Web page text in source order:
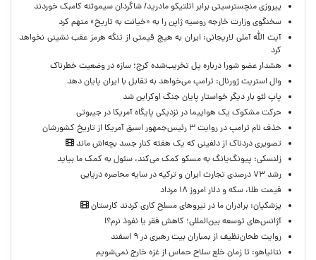
پیروزی منچسترسیتی برابر اتلتیکو مادرید/ شاگردان سیموئنه کامبک خوردند
سخنگوی وزارت خارجه روسیه ژاپن را به «خیانت به تاریخ» متهم کرد
آیت الله آملی لاریجانی: ایران به هیچ قیمتی از تنگه هرمز عقب نشینی نخواهد
کرد
هشدار عضو شورا درباره پل تخریب‌شده کرج؛ سازه در وضعیت خطرناک
وال‌ استریت ژورنال: ترامپ می‌خواهد به تقابل با ایران پایان دهد
پاپ لئو بار دیگر خواستار پایان جنگ اوکراین شد
حرکت مشکوک یک هواپیما در نزدیکی پایگاه آمریکا در جیبوتی
حذف نام ترامپ در روایت ۳ رئیس‌جمهور اسبق آمریکا از تاریخ کشورشان
تصویری دردناک از دلفینی که یک هفته کنار جسد بچه‌اش ماند
زلنسکی: پیونگ‌یانگ به مسکو کمک می‌کند، سئول به کمک ما بیاید
رشد ۷۳ درصدی تجارت ایران و ترکیه در سایه محاصره دریایی
قیمت طلا، سکه و دلار امروز ۱۸ مرداد
پزشکیان: برادران ما در نیروهای مسلح کاری کردند کارستان
آژانس‌های توسعه بین‌المللی؛ کاهش فقر یا نفوذ نرم؟!
روایت طحان‌نظیف از بمباران بیت رهبری در ۹ اسفند
نتانیاهو: تا زمان خلع سلاح حماس از غزه خارج نمی‌شویم